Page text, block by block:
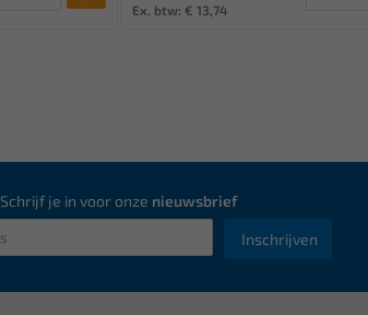
Ex. btw: € 13,74
Schrijf je in voor onze nieuwsbrief
Inschrijven